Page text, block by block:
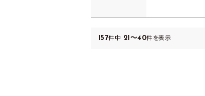
157件中 21～40件を表示